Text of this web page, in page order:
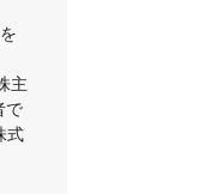
主
で
式